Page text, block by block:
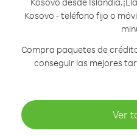
Kosovo - teléfono fijo o
Compra paquetes de
conseguir las mejores
Ver